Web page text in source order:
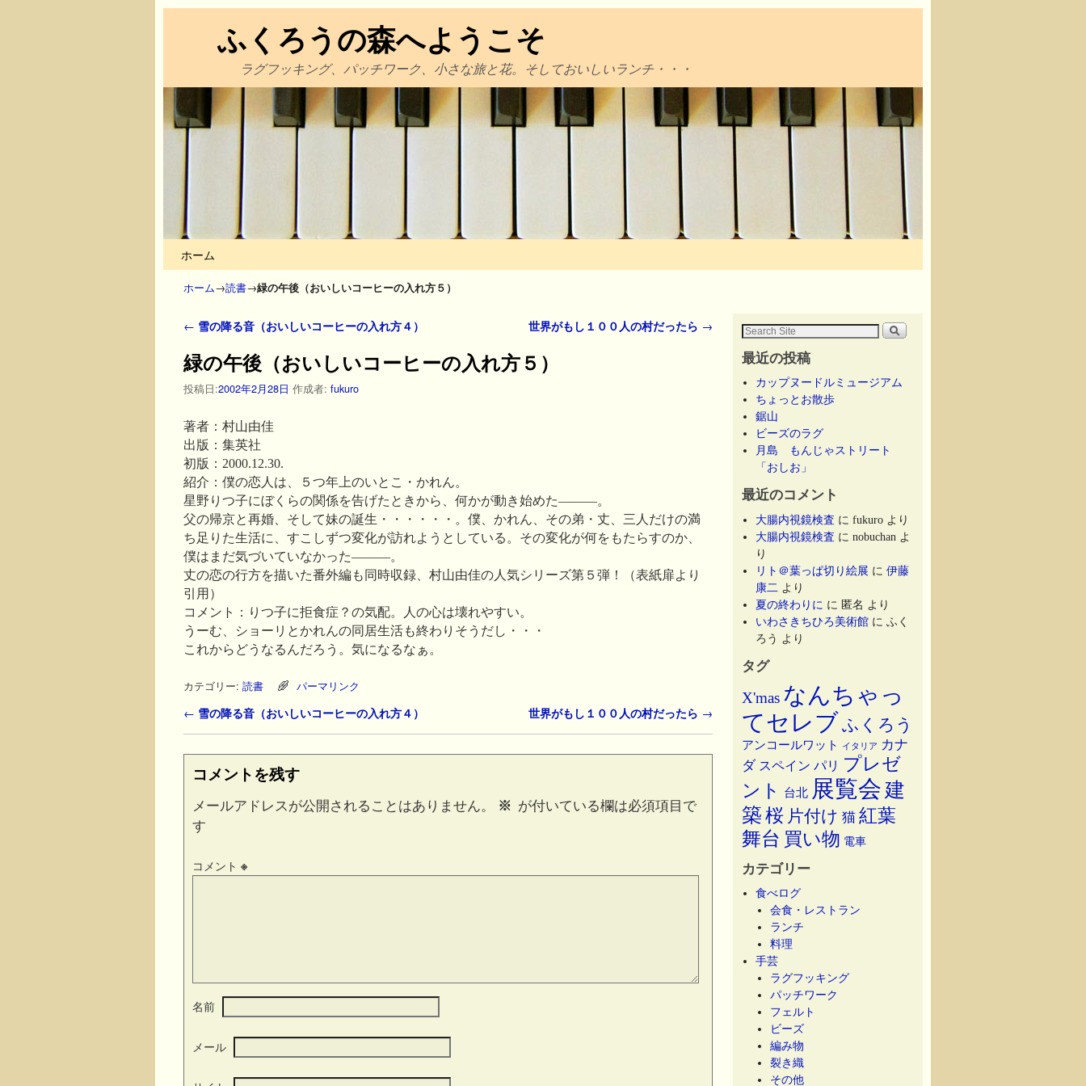
ふくろうの森へようこそ
ラグフッキング、パッチワーク、小さな旅と花。そしておいしいランチ・・・
ホーム
ホーム→読書→緑の午後（おいしいコーヒーの入れ方５）
投稿ナビゲーション
← 雪の降る音（おいしいコーヒーの入れ方４） 世界がもし１００人の村だったら →
緑の午後（おいしいコーヒーの入れ方５）
投稿日:2002年2月28日 作成者: fukuro
著者：村山由佳
出版：集英社
初版：2000.12.30.
紹介：僕の恋人は、５つ年上のいとこ・かれん。
星野りつ子にぼくらの関係を告げたときから、何かが動き始めた―――。
父の帰京と再婚、そして妹の誕生・・・・・・。僕、かれん、その弟・丈、三人だけの満
ち足りた生活に、すこしずつ変化が訪れようとしている。その変化が何をもたらすのか、
僕はまだ気づいていなかった―――。
丈の恋の行方を描いた番外編も同時収録、村山由佳の人気シリーズ第５弾！（表紙扉より
引用）
コメント：りつ子に拒食症？の気配。人の心は壊れやすい。
うーむ、ショーリとかれんの同居生活も終わりそうだし・・・
これからどうなるんだろう。気になるなぁ。
カテゴリー: 読書 パーマリンク
投稿ナビゲーション
← 雪の降る音（おいしいコーヒーの入れ方４） 世界がもし１００人の村だったら →
コメントを残す
メールアドレスが公開されることはありません。 ※ が付いている欄は必須項目で
す
コメント ※
名前
メール
最近の投稿
カップヌードルミュージアム
ちょっとお散歩
鋸山
ビーズのラグ
月島 もんじゃストリート
「おしお」
最近のコメント
大腸内視鏡検査 にfukuro より
大腸内視鏡検査 にnobuchan よ
り
リト＠葉っぱ切り絵展 に伊藤
康二 より
夏の終わりに に匿名 より
いわさきちひろ美術館 にふく
ろう より
タグ
X'mas なんちゃっ
てセレブ ふくろう
アンコールワット イタリア
カナ
ダ スペイン パリ プレゼ
ント
台北 展覧会 建
築桜 片付け 猫 紅葉
舞台 買い物 電車
カテゴリー
食べログ
会食・レストラン
ランチ
料理
手芸
ラグフッキング
パッチワーク
フェルト
ビーズ
編み物
裂き織
その他